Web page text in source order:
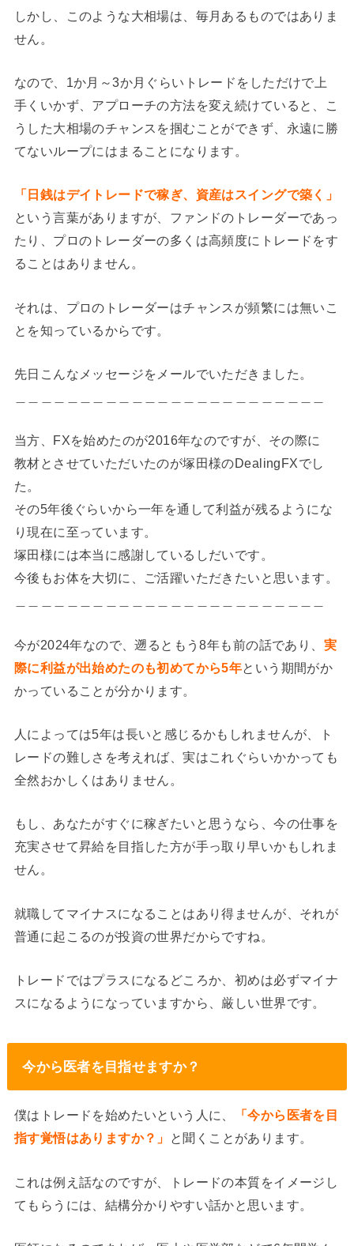
しかし、このような大相場は、毎月あるものではありま
せん。
なので、1か月～3か月ぐらいトレードをしただけで上
手くいかず、アプローチの方法を変え続けていると、こ
うした大相場のチャンスを掴むことができず、永遠に勝
てないループにはまることになります。
「日銭はデイトレードで稼ぎ、資産はスイングで築く」
という言葉がありますが、ファンドのトレーダーであっ
たり、プロのトレーダーの多くは高頻度にトレードをす
ることはありません。
それは、プロのトレーダーはチャンスが頻繁には無いこ
とを知っているからです。
先日こんなメッセージをメールでいただきました。
当方、FXを始めたのが2016年なのですが、その際に
教材とさせていただいたのが塚田様のDealingFXでし
た。
その5年後ぐらいから一年を通して利益が残るようにな
り現在に至っています。
塚田様には本当に感謝しているしだいです。
今後もお体を大切に、ご活躍いただきたいと思います。
今が2024年なので、遡るともう8年も前の話であり、 実
際に利益が出始めたのも初めてから5年という期間がか
かっていることが分かります。
人によっては5年は長いと感じるかもしれませんが、ト
レードの難しさを考えれば、実はこれぐらいかかっても
全然おかしくはありません。
もし、あなたがすぐに稼ぎたいと思うなら、今の仕事を
充実させて昇給を目指した方が手っ取り早いかもしれま
せん。
就職してマイナスになることはあり得ませんが、それが
普通に起こるのが投資の世界だからですね。
トレードではプラスになるどころか、初めは必ずマイナ
スになるようになっていますから、厳しい世界です。
今から医者を目指せますか？
僕はトレードを始めたいという人に、
「今から医者を目
指す覚悟はありますか？」
と聞くことがあります。
これは例え話なのですが、トレードの本質をイメージし
てもらうには、結構分かりやすい話かと思います。